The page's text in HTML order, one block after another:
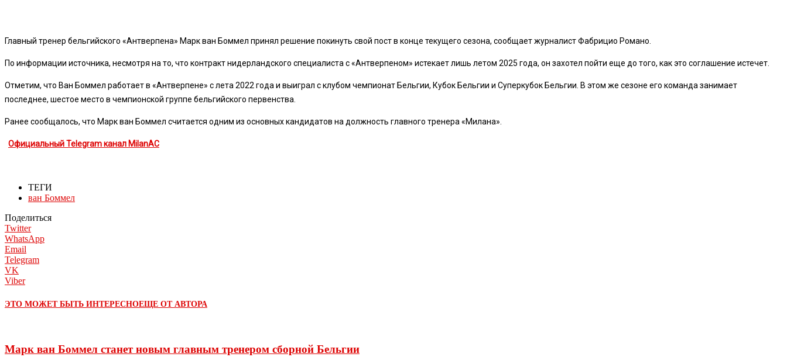
Главный тренер бельгийского «Антверпена» Марк ван Боммел принял решение покинуть свой пост в конце текущего сезона, сообщает журналист Фабрицио Романо.
По информации источника, несмотря на то, что контракт нидерландского специалиста с «Антверпеном» истекает лишь летом 2025 года, он захотел пойти еще до того, как это соглашение истечет.
Отметим, что Ван Боммел работает в «Антверпене» с лета 2022 года и выиграл с клубом чемпионат Бельгии, Кубок Бельгии и Суперкубок Бельгии. В этом же сезоне его команда занимает
последнее, шестое место в чемпионской группе бельгийского первенства.
Ранее сообщалось, что Марк ван Боммел считается одним из основных кандидатов на должность главного тренера «Милана».
Официальный Telegram канал MilanAC
ТЕГИ
ван Боммел
Поделиться
Twitter
WhatsApp
Email
Telegram
VK
Viber
ЭТО МОЖЕТ БЫТЬ ИНТЕРЕСНОЕЩЕ ОТ АВТОРА
Марк ван Боммел станет новым главным тренером сборной Бельгии